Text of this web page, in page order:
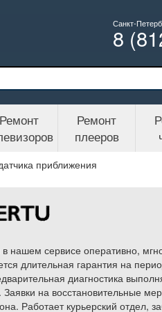
Санкт-
8
Ремонт
Ремонт
плееров
приближения
нашем сервисе оперативно,
длительная гарантия на
диагностика
на восстановительные
Работает курьерский отдел,